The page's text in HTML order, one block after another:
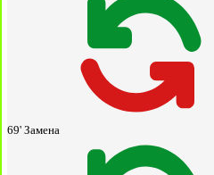
69' Замена